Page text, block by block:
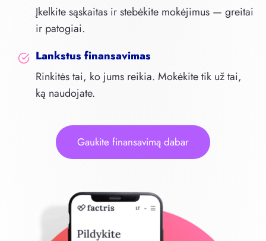
Įkelkite sąskaitas ir stebėkite mokėjimus — greitai
ir patogiai.
Lankstus finansavimas
Rinkitės tai, ko jums reikia. Mokėkite tik už tai,
ką naudojate.
Gaukite finansavimą dabar